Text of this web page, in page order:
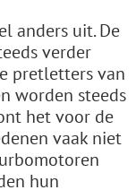
anders uit. De
verder
pretletters van
worden steeds
het voor de
vaak niet
hun